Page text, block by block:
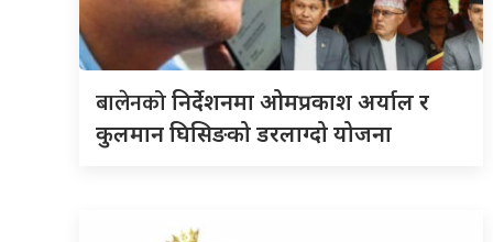
बालेनकोनिर्देशनमा ओमप्रकाश अर्याल र
कुलमान घिसिङको डरलाग्दो योजना